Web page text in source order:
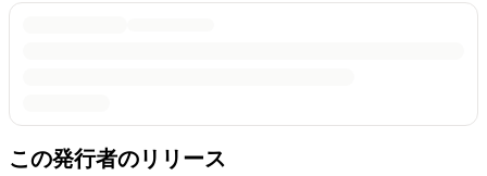
この発行者のリリース